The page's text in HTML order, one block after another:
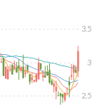
2.5
3
3.5